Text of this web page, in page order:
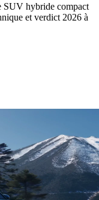
SUV hybride compact
et verdict 2026 à